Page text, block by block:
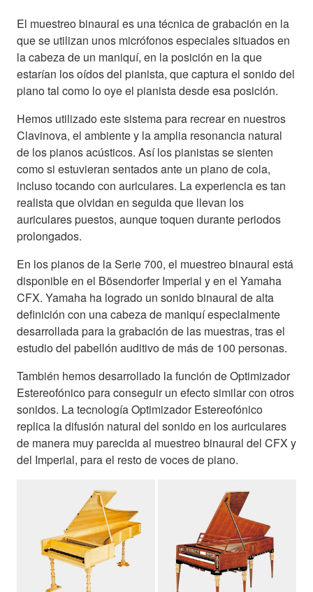
El muestreo binaural es una técnica de grabación en la
que se utilizan unos micrófonos especiales situados en
la cabeza de un maniquí, en la posición en la que
estarían los oídos del pianista, que captura el sonido del
piano tal como lo oye el pianista desde esa posición.
Hemos utilizado este sistema para recrear en nuestros
Clavinova, el ambiente y la amplia resonancia natural
de los pianos acústicos. Así los pianistas se sienten
como si estuvieran sentados ante un piano de cola,
incluso tocando con auriculares. La experiencia es tan
realista que olvidan en seguida que llevan los
auriculares puestos, aunque toquen durante periodos
prolongados.
En los pianos de la Serie 700, el muestreo binaural está
disponible en el Bösendorfer Imperial y en el Yamaha
CFX. Yamaha ha logrado un sonido binaural de alta
definición con una cabeza de maniquí especialmente
desarrollada para la grabación de las muestras, tras el
estudio del pabellón auditivo de más de 100 personas.
También hemos desarrollado la función de Optimizador
Estereofónico para conseguir un efecto similar con otros
sonidos. La tecnología Optimizador Estereofónico
replica la difusión natural del sonido en los auriculares
de manera muy parecida al muestreo binaural del CFX y
del Imperial, para el resto de voces de piano.